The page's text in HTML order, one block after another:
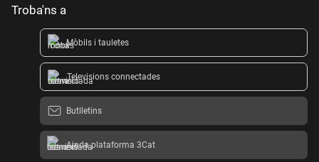
Troba'ns a
Mòbils i tauletes
Televisions connectades
Butlletins
Ajuda plataforma 3Cat